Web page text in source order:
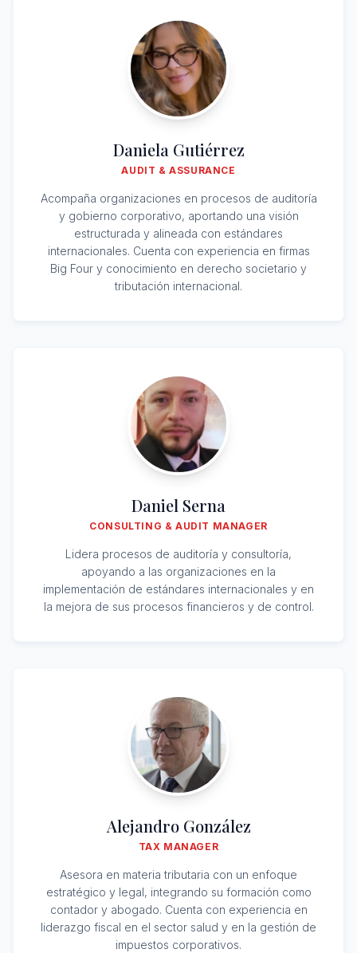
Daniela Gutiérrez
AUDIT & ASSURANCE
Acompaña organizaciones en procesos de auditoría
y gobierno corporativo, aportando una visión
estructurada y alineada con estándares
internacionales. Cuenta con experiencia en firmas
Big Four y conocimiento en derecho societario y
tributación internacional.
Daniel Serna
CONSULTING & AUDIT MANAGER
Lidera procesos de auditoría y consultoría,
apoyando a las organizaciones en la
implementación de estándares internacionales y en
la mejora de sus procesos financieros y de control.
Alejandro González
TAX MANAGER
Asesora en materia tributaria con un enfoque
estratégico y legal, integrando su formación como
contador y abogado. Cuenta con experiencia en
liderazgo fiscal en el sector salud y en la gestión de
impuestos corporativos.